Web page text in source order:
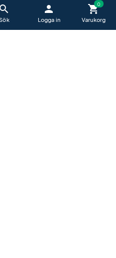
oss / FAQ close
50 Stockholm
|info@easytryck.se
search person shopping_cart